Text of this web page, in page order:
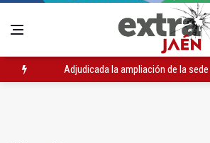
Adjudicada la ampliación de la